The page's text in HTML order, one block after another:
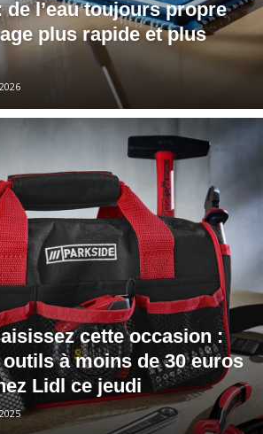
de l’eau toujours propre
plus rapide et plus
cette occasion :
à moins de 30 euros
Lidl ce jeudi